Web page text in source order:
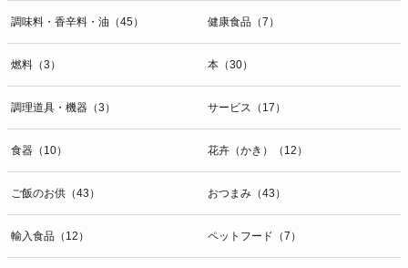
調味料・香辛料・油（45） 健康食品（7）
燃料（3） 本（30）
調理道具・機器（3） サービス（17）
食器（10） 花卉（かき）（12）
ご飯のお供（43） おつまみ（43）
輸入食品（12） ペットフード（7）